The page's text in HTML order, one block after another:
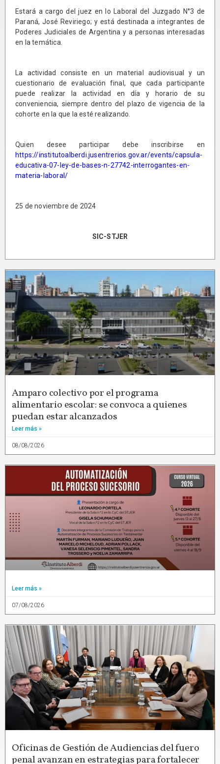
Estará a cargo del juez en lo Laboral del Juzgado N°3 de
Paraná, José Reviriego; y está destinada a integrantes de
Poderes Judiciales de Argentina y a personas interesadas
en la temática.
La actividad consiste en un material audiovisual y un
cuestionario de evaluación final, que cada participante
puede realizar la actividad en día y horario de su
conveniencia, siempre dentro del plazo de vigencia de la
cohorte en la que la esté realizando.
Quien desee participar debe inscribirse en
https://institutoalberdi.jusentrerios.gov.ar/events/capsula-
educativa-07-ley-de-bases-n-27742-interrogantes-en-
materia-laboral/
25 de noviembre de 2024
SIC-STJER
Amparo colectivo por el programa
alimentario escolar: se convoca a quienes
puedan estar alcanzados
Leer más »
08/08/2026
Leer más »
07/08/2026
Oficinas de Gestión de Audiencias del fuero
penal avanzan en estrategias para fortalecer